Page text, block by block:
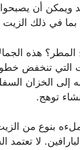
ويمكن أن
في ذلك
المطر؟ هذه
التي تنخفض
إلى الخزان
توهج.
بنوع من
لا تعتمد